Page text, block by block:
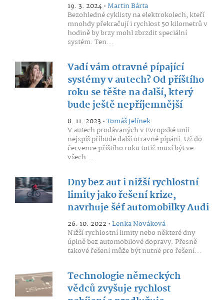
19. 3. 2024 •Martin Bárta
Bezohledné cyklisty na elektrokolech, kteří
mnohdy překračují i rychlost 50 kilometrů v
hodině by brzy mohl zbrzdit speciální
systém. Ten...
Vadí vám otravné pípající
systémy v autech? Od příštího
roku se těšte na další, který
bude ještě nepříjemnější
8. 11. 2023 •Tomáš Jelínek
V autech prodávaných v Evropské unii
nejspíš přibude další otravné pípání. Už do
července příštího roku totiž musí být ve
všech...
Dny bez aut i nižší rychlostní
limity jako řešení krize,
navrhuje šéf automobilky Audi
26. 10. 2022 •Lenka Nováková
Nižší rychlostní limity nebo některé dny
úplně bez automobilové dopravy. Přesně
takové řešení může být nutné pro řešení...
Technologie německých
vědců zvyšuje rychlost